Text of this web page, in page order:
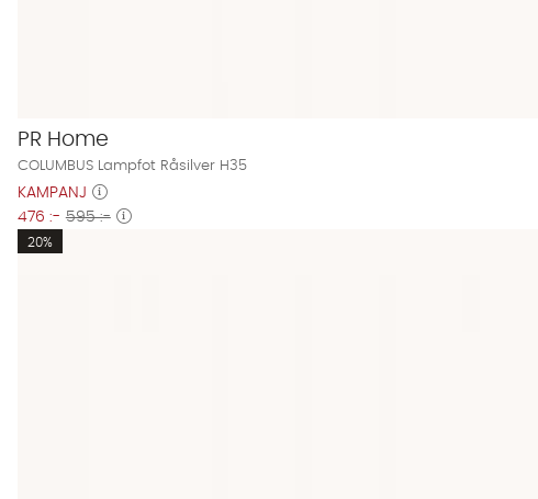
PR Home
COLUMBUS Lampfot Råsilver H35
KAMPANJ
476 :- 595 :-
20%